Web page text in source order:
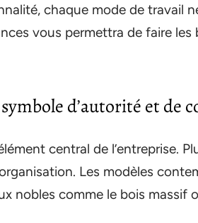
chaque mode de travail
vous permettra de faire
d’autorité et de
central de l’entreprise.
Les modèles
nobles comme le bois massif